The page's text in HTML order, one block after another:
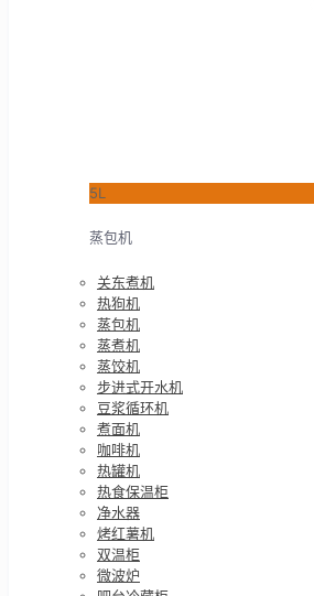
5L
蒸包机
关东煮机
热狗机
蒸包机
蒸煮机
蒸饺机
步进式开水机
豆浆循环机
煮面机
咖啡机
热罐机
热食保温柜
净水器
烤红薯机
双温柜
微波炉